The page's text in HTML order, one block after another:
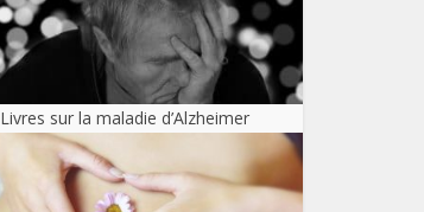
Livres sur la maladie d’Alzheimer